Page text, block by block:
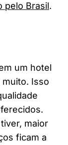
pelo Brasil.
um hotel
muito. Isso
maior
ficam a